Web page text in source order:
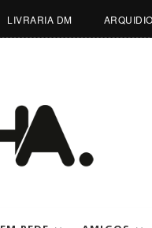
LIVRARIA DM